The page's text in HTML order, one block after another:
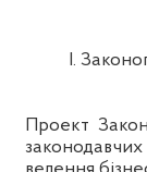
І.
Проект